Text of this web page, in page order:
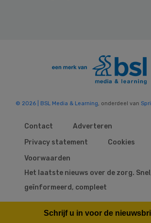
© 2026 | BSL Media & Learning, onderdeel van
Contact
Adverteren
Privacy statement
Cookies
Voorwaarden
Het laatste nieuws over de zorg.
geïnformeerd, compleet
Schrijf u in voor de